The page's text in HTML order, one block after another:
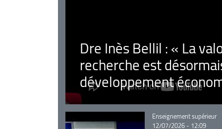
Dre Inès Bellil : « La
recherche est
développement
Catégorie
Enseignement supérieur
12/07/2026 - 12:09